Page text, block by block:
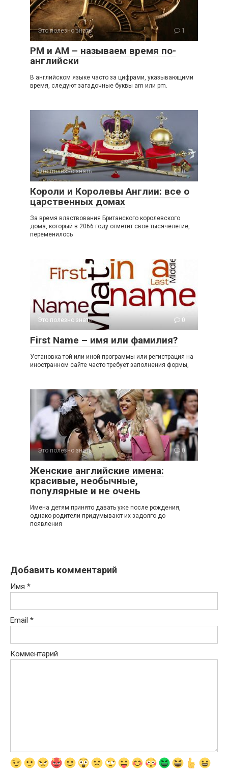
Это полезно знать 1
PM и AM – называем время по-
английски
В английском языке часто за цифрами, указывающими
время, следуют загадочные буквы am или pm.
Это полезно знать 0
Короли и Королевы Англии: все о
царственных домах
За время властвования Британского королевского
дома, который в 2066 году отметит свое тысячелетие,
переменилось
Это полезно знать 0
First Name – имя или фамилия?
Установка той или иной программы или регистрация на
иностранном сайте часто требует заполнения формы,
Это полезно знать 0
Женские английские имена:
красивые, необычные,
популярные и не очень
Имена детям принято давать уже после рождения,
однако родители придумывают их задолго до
появления
Добавить комментарий
Имя *
Email *
Комментарий